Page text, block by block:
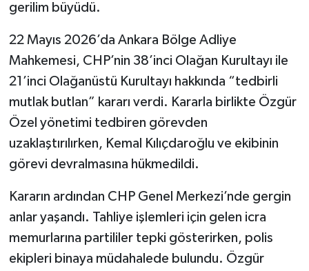
gerilim büyüdü.
22 Mayıs 2026’da Ankara Bölge Adliye
Mahkemesi, CHP’nin 38’inci Olağan Kurultayı ile
21’inci Olağanüstü Kurultayı hakkında “tedbirli
mutlak butlan” kararı verdi. Kararla birlikte Özgür
Özel yönetimi tedbiren görevden
uzaklaştırılırken, Kemal Kılıçdaroğlu ve ekibinin
görevi devralmasına hükmedildi.
Kararın ardından CHP Genel Merkezi’nde gergin
anlar yaşandı. Tahliye işlemleri için gelen icra
memurlarına partililer tepki gösterirken, polis
ekipleri binaya müdahalede bulundu. Özgür